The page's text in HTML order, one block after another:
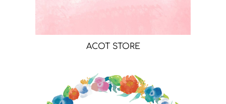
ACOT STORE